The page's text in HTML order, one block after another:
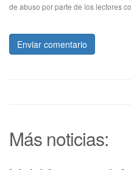
de abuso por parte de los lectores
Enviar comentario
Más noticias: